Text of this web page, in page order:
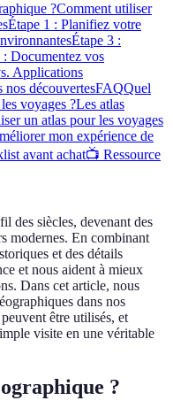
?Comment utiliser
Étape 1 : Planifiez votre
Étape 3 :
: Documentez vos
Applications
nos découvertesFAQQuel
voyages ?Les atlas
un atlas pour les voyages
mon expérience de
avant achat📺 Ressource
des siècles, devenant des
modernes. En combinant
et des détails
et nous aident à mieux
Dans cet article, nous
dans nos
être utilisés, et
visite en une véritable
?